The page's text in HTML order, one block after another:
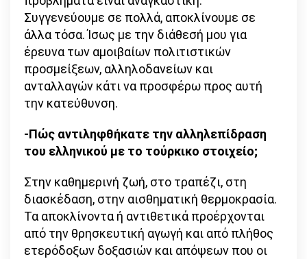
Συγγενεύουμε σε πολλά, αποκλίνουμε σε
άλλα τόσα. Ίσως με την διάθεσή μου για
έρευνα των αμοιβαίων πολιτιστικών
προσμείξεων, αλληλοδανείων και
ανταλλαγών κάτι να προσφέρω προς αυτή
την κατεύθυνση.
-Πώς αντιληφθήκατε την αλληλεπίδραση
του ελληνικού με το τούρκικο στοιχείο;
Στην καθημερινή ζωή, στο τραπέζι, στη
διασκέδαση, στην αισθηματική θερμοκρασία.
Τα αποκλίνοντα ή αντιθετικά προέρχονται
από την θρησκευτική αγωγή και από πλήθος
ετερόδοξων δοξασιών και απόψεων που οι